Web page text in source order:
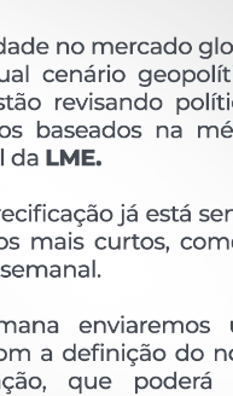
de alumínio para KIT PIA,
196- PESO LINEAR - KG/M AL-